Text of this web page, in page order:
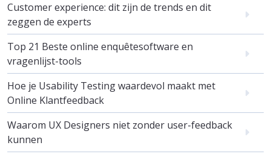
Customer experience: dit zijn de trends en dit
zeggen de experts
Top 21 Beste online enquêtesoftware en
vragenlijst-tools
Hoe je Usability Testing waardevol maakt met
Online Klantfeedback
Waarom UX Designers niet zonder user-feedback
kunnen